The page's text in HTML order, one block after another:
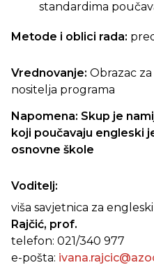
standardima
Metode i oblici rada:
Vrednovanje: Obrazac
nositelja programa
Napomena: Skup je
koji poučavaju engleski
osnovne škole
Voditelj:
viša savjetnica za
Rajčić, prof.
telefon: 021/340 977
e-pošta: